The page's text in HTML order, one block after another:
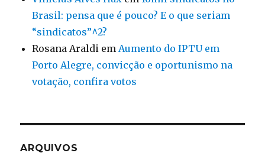
Brasil: pensa que é pouco? E o que seriam
“sindicatos”^2?
Rosana Araldi emAumento do IPTU em
Porto Alegre, convicção e oportunismo na
votação, confira votos
ARQUIVOS